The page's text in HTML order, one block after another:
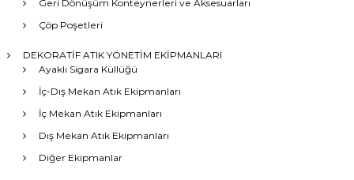
Geri Dönüşüm Konteynerleri ve Aksesuarları
Çöp Poşetleri
DEKORATİF ATIK YÖNETİM EKİPMANLARI
Ayaklı Sigara Küllüğü
İç-Dış Mekan Atık Ekipmanları
İç Mekan Atık Ekipmanları
Dış Mekan Atık Ekipmanları
Diğer Ekipmanlar